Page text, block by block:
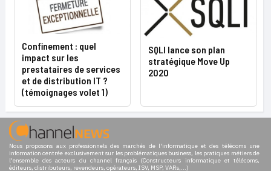
Confinement : quel
impact sur les
prestataires de services
et de distribution IT ?
(témoignages volet 1)
SQLI lance son plan
stratégique Move Up
2020
Nous proposons aux professionnels des marchés de l'informatique et des télécoms une
information centrée exclusivement sur les problématiques business, les pratiques métiers de
l'ensemble des acteurs du channel français (Constructeurs informatique et télécoms,
éditeurs, distributeurs, revendeurs, opérateurs, ISV, MSP, VARs,...)